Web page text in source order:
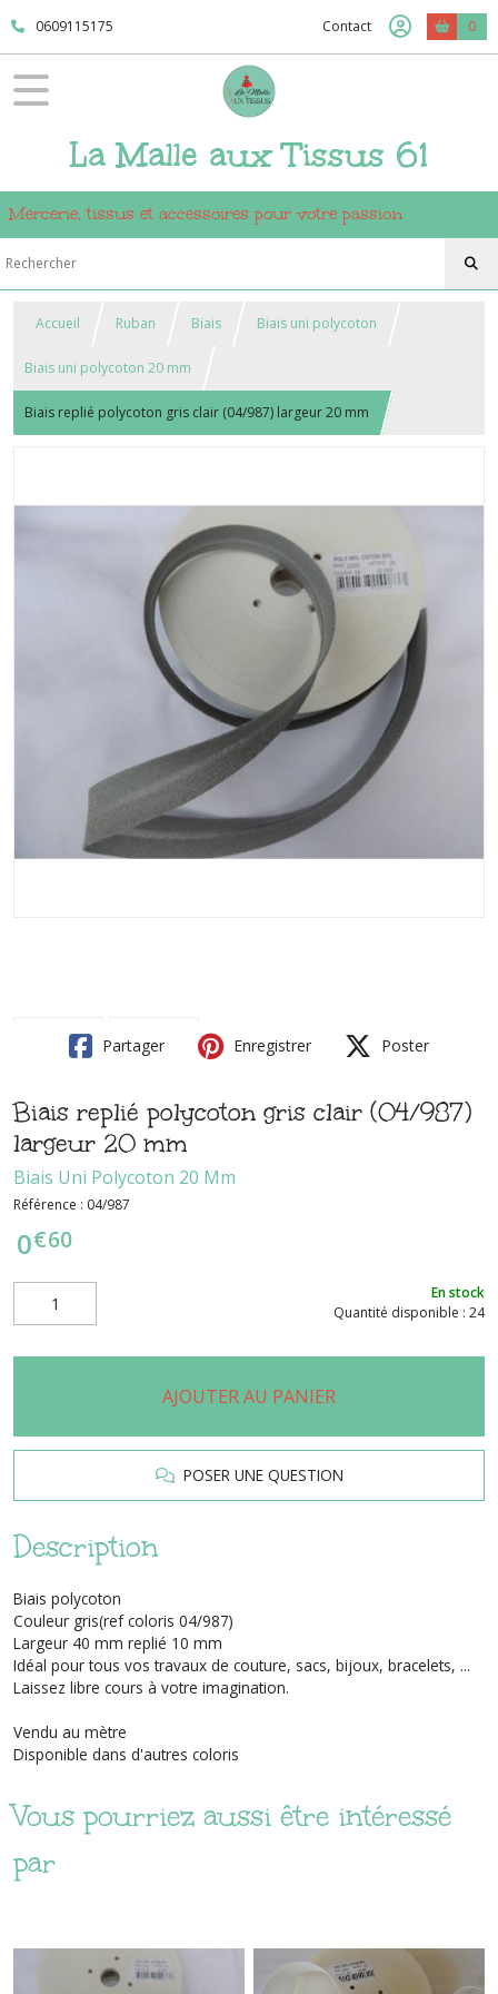
0609115175 Contact 0
La Malle aux Tissus 61
Mercerie, tissus et accessoires pour votre passion
Accueil Ruban Biais Biais uni polycoton
Biais uni polycoton 20 mm
Biais replié polycoton gris clair (04/987) largeur 20 mm
Partager Enregistrer Poster
Biais replié polycoton gris clair (04/987)
largeur 20 mm
Biais Uni Polycoton 20 Mm
Référence : 04/987
0€60
En stock
Quantité disponible : 24
AJOUTER AU PANIER
POSER UNE QUESTION
Description
Biais polycoton
Couleur gris(ref coloris 04/987)
Largeur 40 mm replié 10 mm
Idéal pour tous vos travaux de couture, sacs, bijoux, bracelets, ...
Laissez libre cours à votre imagination.
Vendu au mètre
Disponible dans d'autres coloris
Vous pourriez aussi être intéressé
par